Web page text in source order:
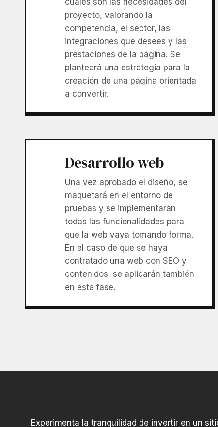
cuáles son las necesidades del
proyecto, valorando la
competencia, el sector, las
integraciones que desees y las
prestaciones de la página. Se
planteará una estrategia para la
creación de una página orientada
a convertir.
Desarrollo web
Una vez aprobado el diseño, se
maquetará en el entorno de
pruebas y se implementarán
todas las funcionalidades para
que la web vaya tomando forma.
En el caso de que se haya
contratado una web con SEO y
contenidos, se aplicarán también
en esta fase.
Experimenta la tranquilidad de invertir en un